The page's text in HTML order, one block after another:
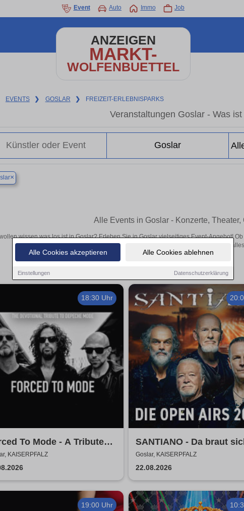
Alle Cookies akzeptieren Alle Cookies ablehnen
Einstellungen Datenschutzerklärung
Event Auto Immo Job
ANZEIGEN
MARKT-
WOLFENBUETTEL
EVENTS ❯ GOSLAR ❯ FREIZEIT-ERLEBNISPARKS
Veranstaltungen Goslar - Was
×
Alle Events in Goslar - Konzerte, Theater,
wissen was los ist in Goslar? Erleben Sie in Goslar vielseitiges Event-Angebot!
aufregende Veranstaltungen in Goslar – hier finden
18:30 Uhr
To Mode - A Tribute
Mode
KAISERPFALZ
SANTIANO - Da braut
was zusammen - Open Air
2026
Goslar, KAISERPFALZ
22.08.2026
19:00 Uhr